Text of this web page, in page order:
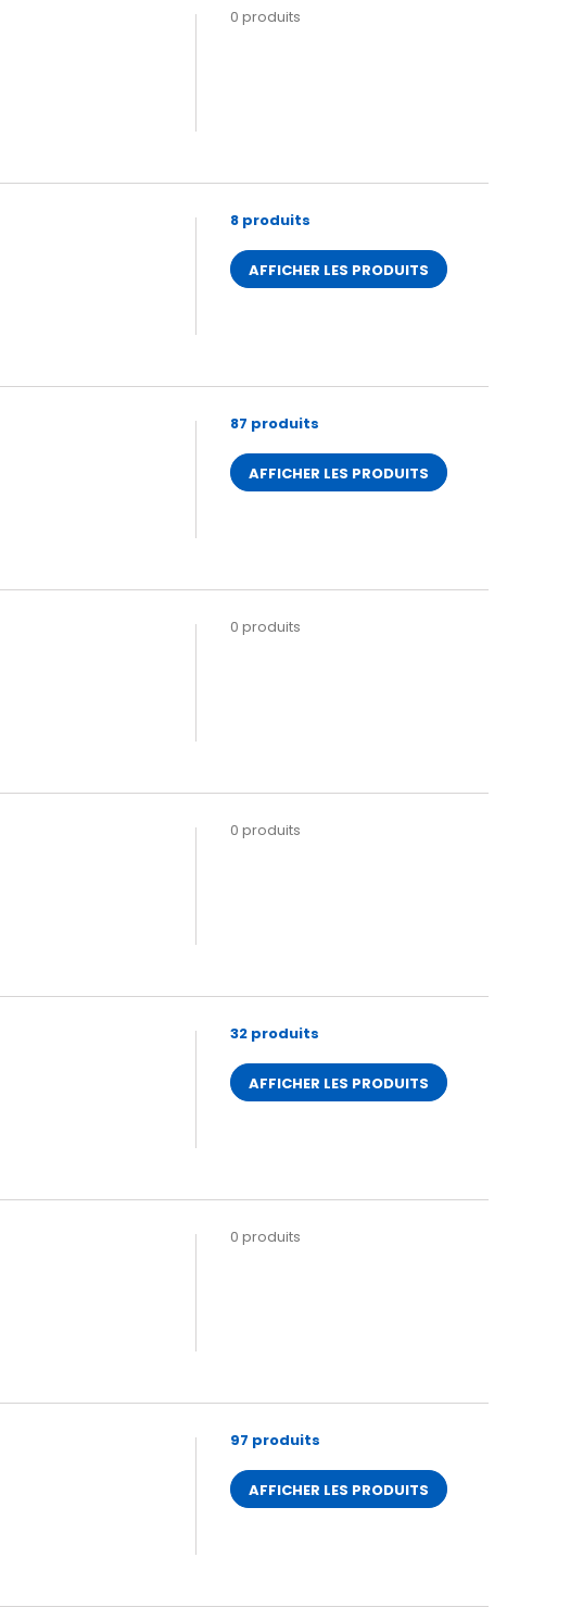
0 produits
8 produits
AFFICHER LES PRODUITS
87 produits
AFFICHER LES PRODUITS
0 produits
0 produits
32 produits
AFFICHER LES PRODUITS
0 produits
97 produits
AFFICHER LES PRODUITS